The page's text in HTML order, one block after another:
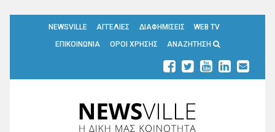
NEWSVILLE ΑΓΓΕΛΙΕΣ ΔΙΑΦΗΜΙΣΕΙΣ
WEB TV
ΕΠΙΚΟΙΝΩΝΙΑ
ΟΡΟΙ ΧΡΗΣΗΣ ΑΝΑΖΗΤΗΣΗ